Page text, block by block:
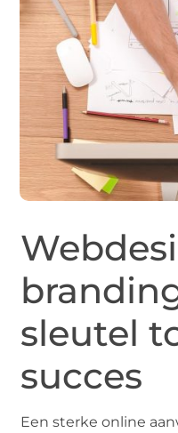
sleutel
succes
Een sterke online